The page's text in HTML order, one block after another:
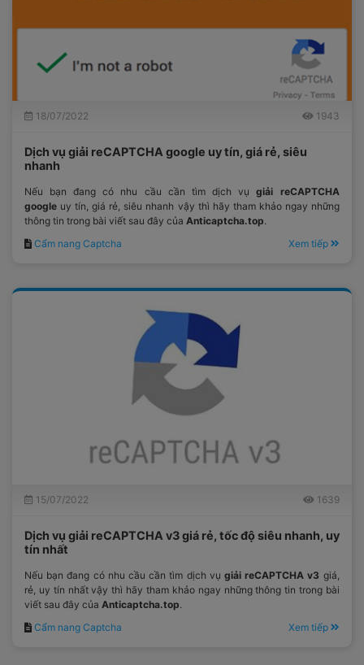
18/07/2022 1943
Dịch vụ giải reCAPTCHA google uy tín, giá rẻ, siêu
nhanh
Nếu bạn đang có nhu cầu cần tìm dịch vụ giải reCAPTCHA
google uy tín, giá rẻ, siêu nhanh vậy thì hãy tham khảo ngay những
thông tin trong bài viết sau đây của Anticaptcha.top.
Cẩm nang Captcha
Xem tiếp
15/07/2022 1639
Dịch vụ giải reCAPTCHA v3 giá rẻ, tốc độ siêu nhanh, uy
tín nhất
Nếu bạn đang có nhu cầu cần tìm dịch vụ giải reCAPTCHA v3 giá,
rẻ, uy tín nhất vậy thì hãy tham khảo ngay những thông tin trong bài
viết sau đây của Anticaptcha.top.
Cẩm nang Captcha
Xem tiếp